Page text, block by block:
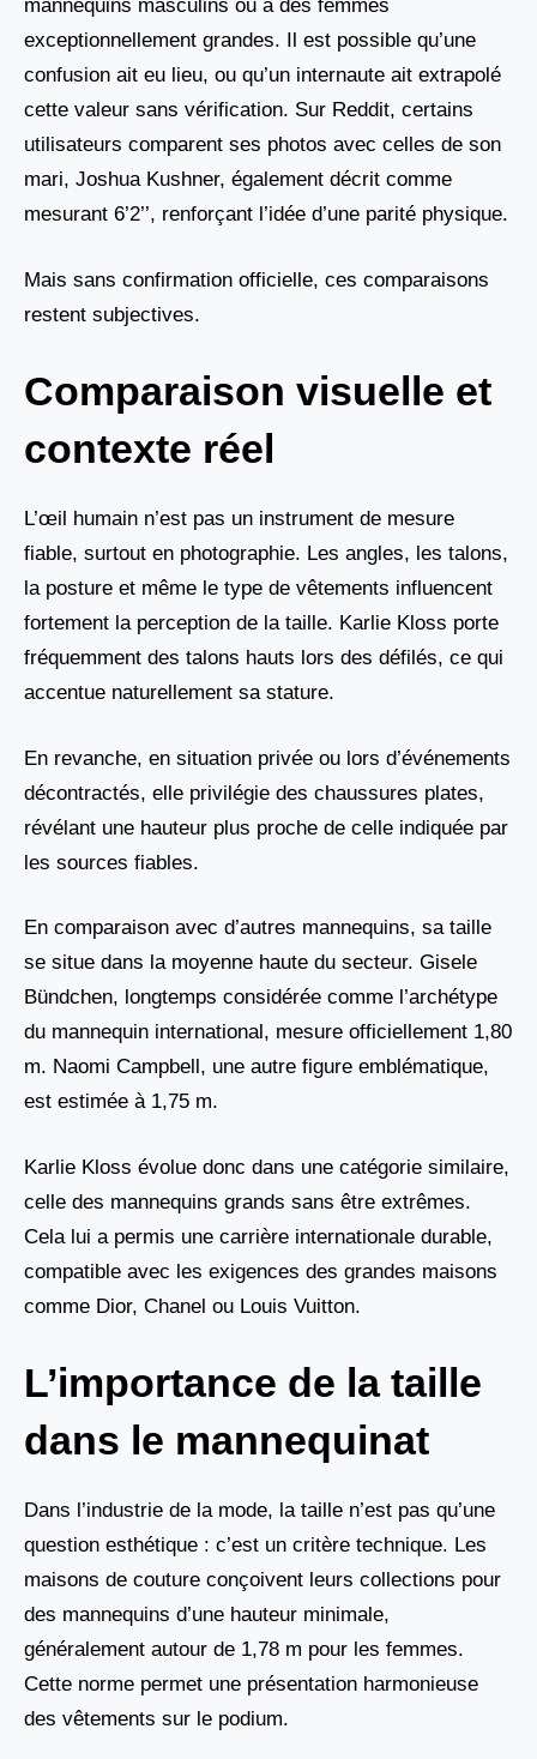
mannequins masculins ou à des femmes
exceptionnellement grandes. Il est possible qu’une
confusion ait eu lieu, ou qu’un internaute ait extrapolé
cette valeur sans vérification. Sur Reddit, certains
utilisateurs comparent ses photos avec celles de son
mari, Joshua Kushner, également décrit comme
mesurant 6’2’’, renforçant l’idée d’une parité physique.
Mais sans confirmation officielle, ces comparaisons
restent subjectives.
Comparaison visuelle et
contexte réel
L’œil humain n’est pas un instrument de mesure
fiable, surtout en photographie. Les angles, les talons,
la posture et même le type de vêtements influencent
fortement la perception de la taille. Karlie Kloss porte
fréquemment des talons hauts lors des défilés, ce qui
accentue naturellement sa stature.
En revanche, en situation privée ou lors d’événements
décontractés, elle privilégie des chaussures plates,
révélant une hauteur plus proche de celle indiquée par
les sources fiables.
En comparaison avec d’autres mannequins, sa taille
se situe dans la moyenne haute du secteur. Gisele
Bündchen, longtemps considérée comme l’archétype
du mannequin international, mesure officiellement 1,80
m. Naomi Campbell, une autre figure emblématique,
est estimée à 1,75 m.
Karlie Kloss évolue donc dans une catégorie similaire,
celle des mannequins grands sans être extrêmes.
Cela lui a permis une carrière internationale durable,
compatible avec les exigences des grandes maisons
comme Dior, Chanel ou Louis Vuitton.
L’importance de la taille
dans le mannequinat
Dans l’industrie de la mode, la taille n’est pas qu’une
question esthétique : c’est un critère technique. Les
maisons de couture conçoivent leurs collections pour
des mannequins d’une hauteur minimale,
généralement autour de 1,78 m pour les femmes.
Cette norme permet une présentation harmonieuse
des vêtements sur le podium.